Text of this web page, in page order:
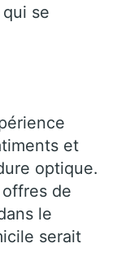
se
et
optique.
de
le
serait